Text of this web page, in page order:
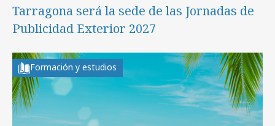
Tarragona será la sede de las Jornadas de
Publicidad Exterior 2027
Formación y estudios